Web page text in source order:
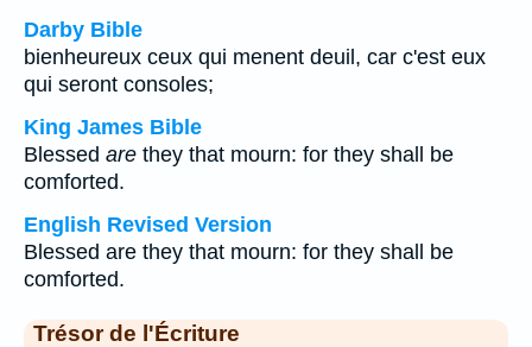
Darby Bible
bienheureux ceux qui menent deuil, car c'est eux
qui seront consoles;
King James Bible
Blessed are they that mourn: for they shall be
comforted.
English Revised Version
Blessed are they that mourn: for they shall be
comforted.
Trésor de l'Écriture